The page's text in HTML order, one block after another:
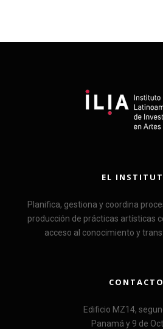
EL
Planifica, gestiona y coordina
producción de prácticas artísticas
acceso al conocimiento y
CONTACTO
Edificio MZ14,
Panamá y 9 de